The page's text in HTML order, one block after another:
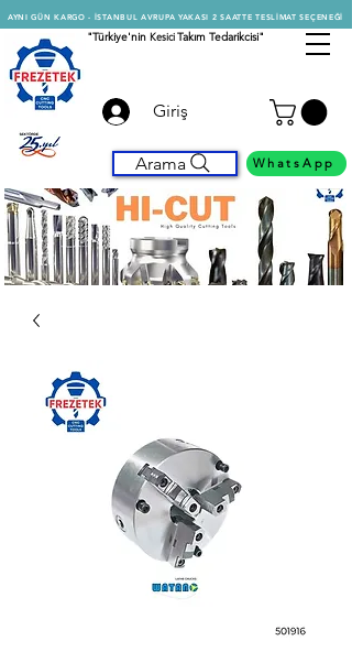
AYNI GÜN KARGO - İSTANBUL AVRUPA YAKASI 2 SAATTE TESLİMAT SEÇENEĞİ
"Türkiye'nin KesiciTakım Tedarikcisi"
Giriş
Arama WhatsApp